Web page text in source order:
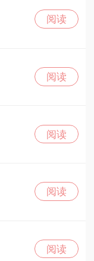
阅读
阅读
阅读
阅读
阅读